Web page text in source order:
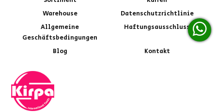
Warehouse
Datenschutzrichtlinie
Allgemeine
Geschäftsbedingungen
Haftungsausschluss
Blog Kontakt